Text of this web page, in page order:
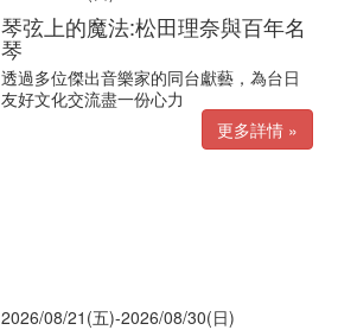
琴弦上的魔法:松田理奈與百年名
琴
透過多位傑出音樂家的同台獻藝，為台日
友好文化交流盡一份心力
更多詳情 »
2026/08/21(五)-2026/08/30(日)